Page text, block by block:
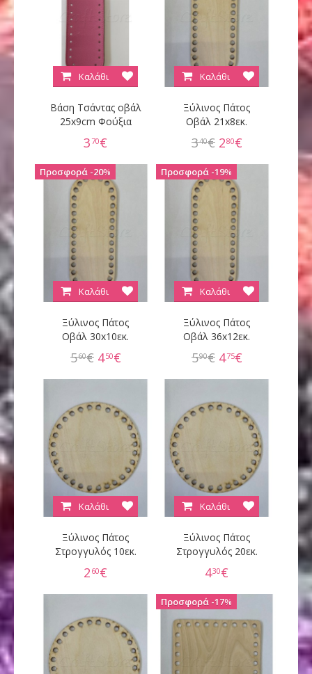
Βάση Τσάντας οβάλ
25x9cm Φούξια
3 70€
Καλάθι
Ξύλινος Πάτος
Οβάλ 21x8εκ.
340€ 280€
Καλάθι
Ξύλινος Πάτος
Οβάλ 30x10εκ.
560€ 450€
Καλάθι
20%
Ξύλινος Πάτος
Οβάλ 36x12εκ.
590€ 475€
Καλάθι
19%
Ξύλινος Πάτος
Στρογγυλός 10εκ.
2 60€
Καλάθι
Ξύλινος Πάτος
Στρογγυλός 20εκ.
430€
Καλάθι
17%